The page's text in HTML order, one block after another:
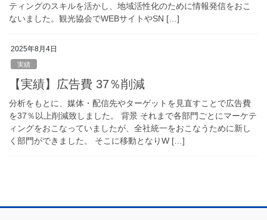
ティングのスキルを活かし、地域活性化のために情報発信をおこ
ないました。観光協会でWEBサイトやSN […]
2025年8月4日
実績
【実績】広告費 37％削減
分析をもとに、媒体・配信先やターゲットを見直すことで広告費
を37％以上削減致しました。 背景 それまで各部門ごとにマーケテ
ィングをおこなっていましたが、全社統一をおこなうために新し
く部門ができました。 そこに移動となりW […]